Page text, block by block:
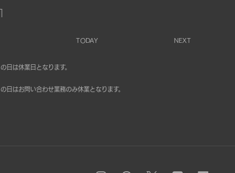
TODAY NEXT
の日は休業日となります。
の日はお問い合わせ業務のみ休業となります。